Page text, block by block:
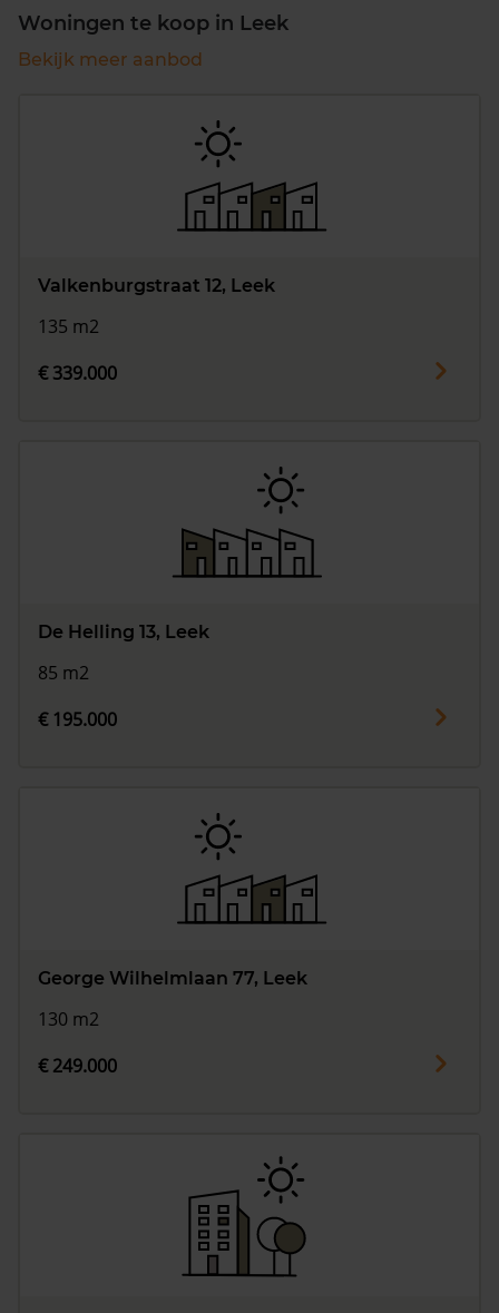
Woningen te koop in Leek
Bekijk meer aanbod
Valkenburgstraat 12, Leek
135 m2
€ 339.000
De Helling 13, Leek
85 m2
€ 195.000
George Wilhelmlaan 77, Leek
130 m2
€ 249.000